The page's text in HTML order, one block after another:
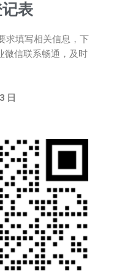
表
求填写相关信息，下
微信联系畅通，及时
日